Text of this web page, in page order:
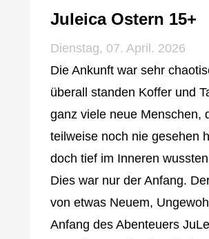
Juleica Ostern 15+
Dienstag, 07. April. 2026
Die Ankunft war sehr
überall standen Koffer und
ganz viele neue Menschen,
teilweise noch nie gesehen
doch tief im Inneren
Dies war nur der Anfang.
von etwas Neuem,
Anfang des Abenteuers